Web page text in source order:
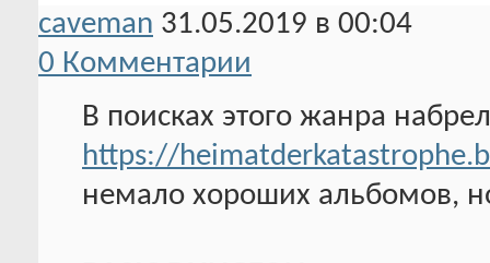
caveman 31.05.2019 в 00:04
0 Комментарии
В поисках этого жанра
https://
немало хороших альбомов,